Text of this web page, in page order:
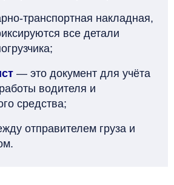
транспортная накладная,
все детали
— это документ для учёта
водителя и
средства;
отправителем груза и